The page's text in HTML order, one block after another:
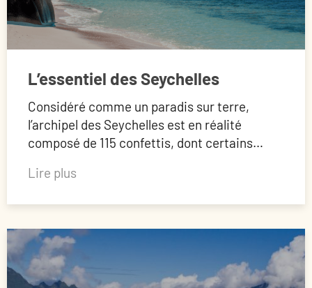
L’essentiel des Seychelles
Considéré comme un paradis sur terre,
l’archipel des Seychelles est en réalité
composé de 115 confettis, dont certains…
Lire plus